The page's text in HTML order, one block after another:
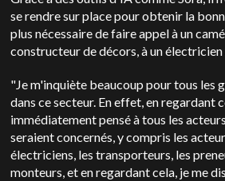
se rendre sur place pour obtenir la
plus nécessaire de faire appel à un
constructeur de décors, à un électricien
"Je m'inquiète beaucoup pour tous les
dans ce secteur. En effet, en regardant
immédiatement pensé à tous les
seraient concernés, y compris les
électriciens, les transporteurs, les
monteurs, et en regardant cela, je me